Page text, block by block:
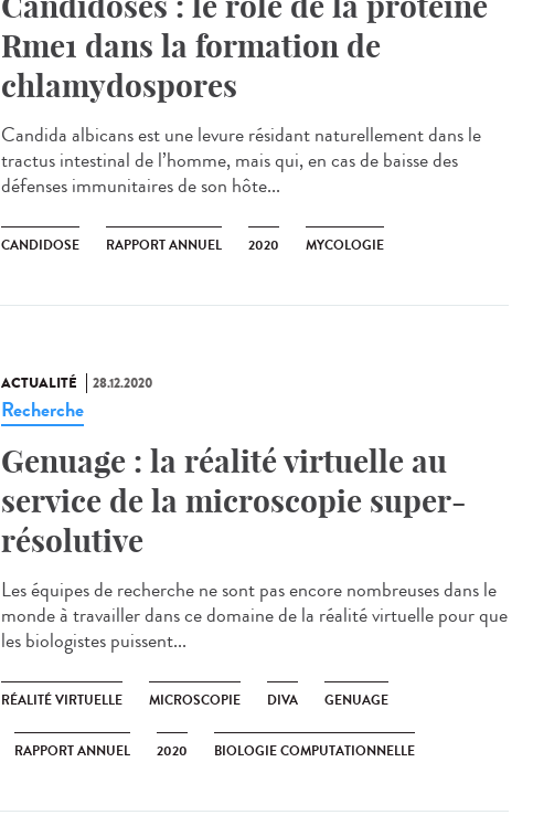
Rme1 dans la formation de
chlamydospores
Candida albicans est une levure résidant naturellement dans le
tractus intestinal de l’homme, mais qui, en cas de baisse des
défenses immunitaires de son hôte...
CANDIDOSE RAPPORT ANNUEL 2020 MYCOLOGIE
ACTUALITÉ 28.12.2020
Recherche
Genuage : la réalité virtuelle au
service de la microscopie super-
résolutive
Les équipes de recherche ne sont pas encore nombreuses dans le
monde à travailler dans ce domaine de la réalité virtuelle pour que
les biologistes puissent...
RÉALITÉ VIRTUELLE MICROSCOPIE DIVA GENUAGE
RAPPORT ANNUEL 2020 BIOLOGIE COMPUTATIONNELLE